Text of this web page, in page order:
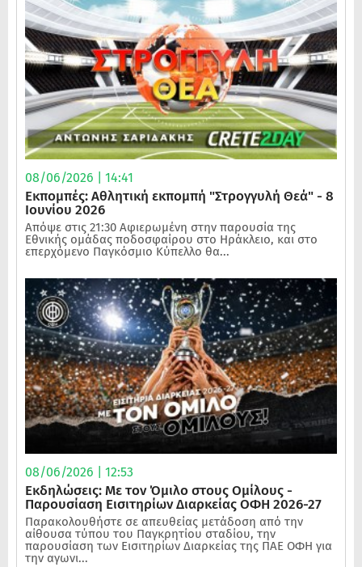
08/06/2026 | 14:41
Εκπομπές: Αθλητική εκπομπή "Στρογγυλή Θεά" - 8
Ιουνίου 2026
Απόψε στις 21:30 Αφιερωμένη στην παρουσία της
Εθνικής ομάδας ποδοσφαίρου στο Ηράκλειο, και στο
επερχόμενο Παγκόσμιο Κύπελλο θα...
08/06/2026 | 12:53
Εκδηλώσεις: Με τον Όμιλο στους Ομίλους -
Παρουσίαση Εισιτηρίων Διαρκείας ΟΦΗ 2026-27
Παρακολουθήστε σε απευθείας μετάδοση από την
αίθουσα τύπου του Παγκρητίου σταδίου, την
παρουσίαση των Εισιτηρίων Διαρκείας της ΠΑΕ ΟΦΗ για
την αγωνι...